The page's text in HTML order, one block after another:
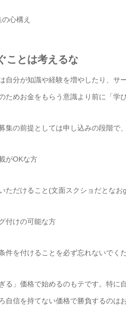
心構え
ことは考えるな
自分が知識や経験を増やしたり、サ
ためお金をもらう意識より前に「学
集の前提としては申し込みの段階で、
がOKな方
ただけること(文面スクショだとな
付けの可能な方
件を付けることを必ず忘れないでくだ
る」価格で始めるのもテです。特に
自信を持てない価格で勝負するの